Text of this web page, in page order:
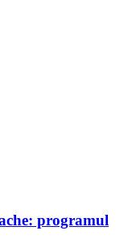
programul